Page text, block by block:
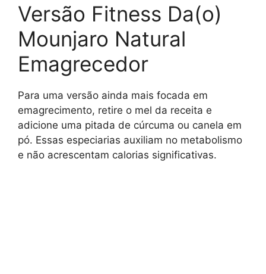
Versão Fitness Da(o)
Mounjaro Natural
Emagrecedor
Para uma versão ainda mais focada em
emagrecimento, retire o mel da receita e
adicione uma pitada de cúrcuma ou canela em
pó. Essas especiarias auxiliam no metabolismo
e não acrescentam calorias significativas.